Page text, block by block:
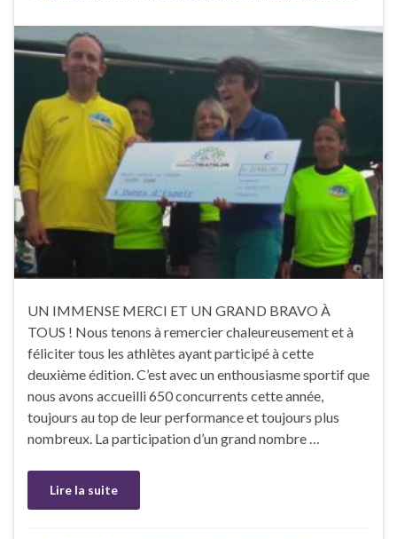
UN IMMENSE MERCI ET UN GRAND BRAVO À
TOUS ! Nous tenons à remercier chaleureusement et à
féliciter tous les athlètes ayant participé à cette
deuxième édition. C’est avec un enthousiasme sportif que
nous avons accueilli 650 concurrents cette année,
toujours au top de leur performance et toujours plus
nombreux. La participation d’un grand nombre …
Lire la suite